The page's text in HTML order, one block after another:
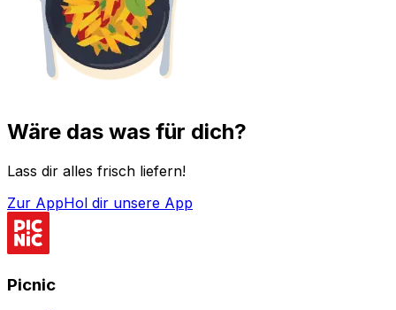
Wäre das was für dich?
Lass dir alles frisch liefern!
Zur AppHol dir unsere App
Picnic